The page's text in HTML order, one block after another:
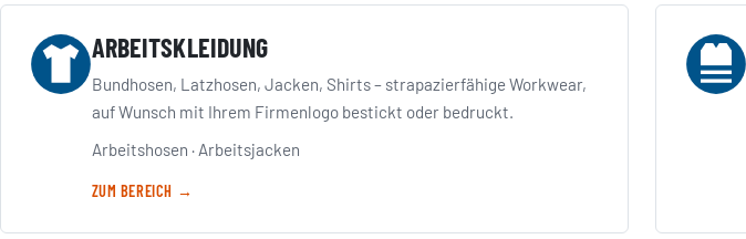
ARBEITSKLEIDUNG
Bundhosen, Latzhosen, Jacken, Shirts – strapazierfähige Workwear,
auf Wunsch mit Ihrem Firmenlogo bestickt oder bedruckt.
Arbeitshosen · Arbeitsjacken
ZUM BEREICH →